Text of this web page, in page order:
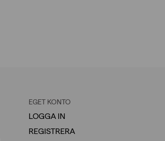
EGET KONTO
LOGGA IN
REGISTRERA